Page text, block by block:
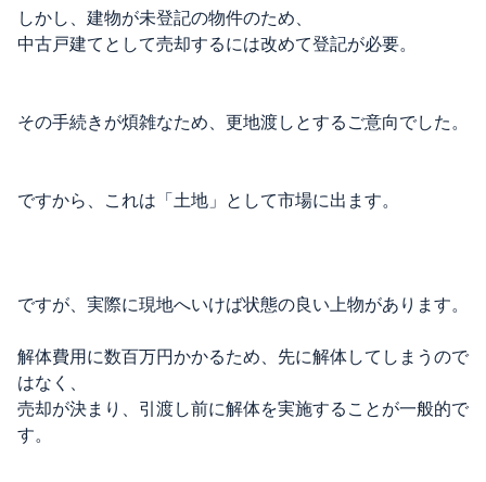
しかし、建物が未登記の物件のため、
中古戸建てとして売却するには改めて登記が必要。
その手続きが煩雑なため、更地渡しとするご意向でした。
ですから、これは「土地」として市場に出ます。
ですが、実際に現地へいけば状態の良い上物があります。
解体費用に数百万円かかるため、先に解体してしまうので
はなく、
売却が決まり、引渡し前に解体を実施することが一般的で
す。